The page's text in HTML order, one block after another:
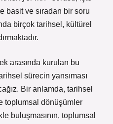
basit ve sıradan bir soru
birçok tarihsel, kültürel
arasında kurulan bu
sürecin yansıması
Bir anlamda, tarihsel
toplumsal dönüşümler
buluşmasının, toplumsal